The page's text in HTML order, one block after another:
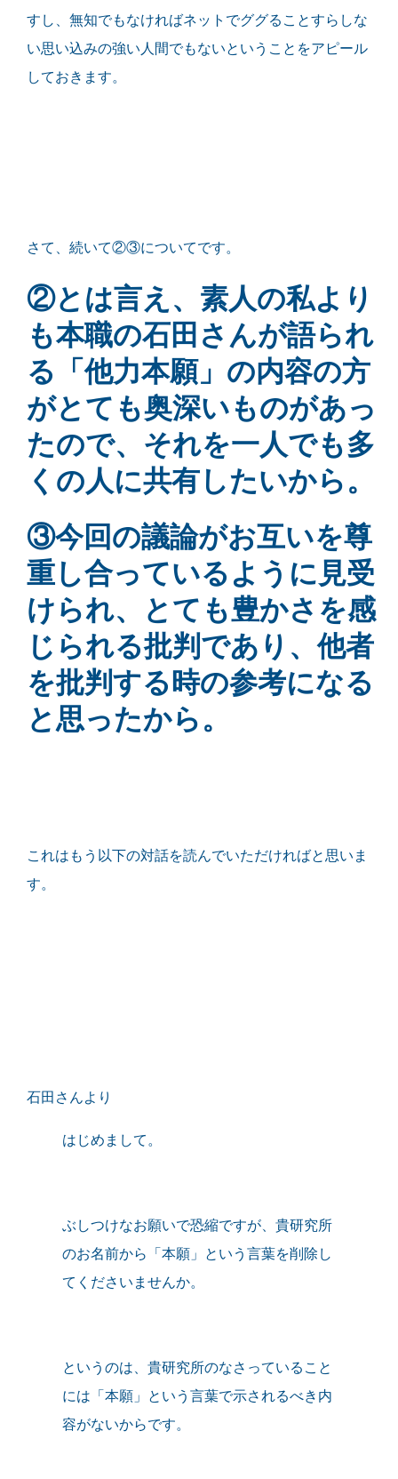
すし、無知でもなければネットでググることすらしな
い思い込みの強い人間でもないということをアピール
しておきます。
さて、続いて②③についてです。
②とは言え、素人の私より
も本職の石田さんが語られ
る「他力本願」の内容の方
がとても奥深いものがあっ
たので、それを一人でも多
くの人に共有したいから。
③今回の議論がお互いを尊
重し合っているように見受
けられ、とても豊かさを感
じられる批判であり、他者
を批判する時の参考になる
と思ったから。
これはもう以下の対話を読んでいただければと思いま
す。
石田さんより
はじめまして。
ぶしつけなお願いで恐縮ですが、貴研究所
のお名前から「本願」という言葉を削除し
てくださいませんか。
というのは、貴研究所のなさっていること
には「本願」という言葉で示されるべき内
容がないからです。